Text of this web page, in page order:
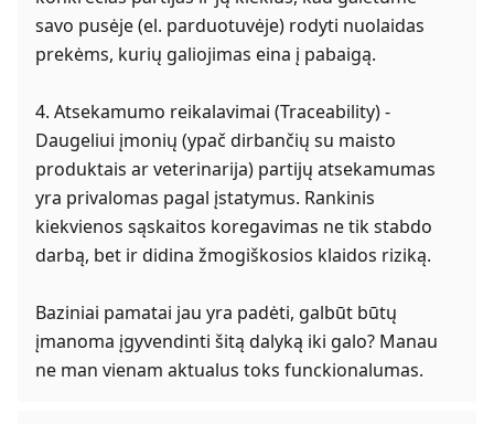
savo pusėje (el. parduotuvėje) rodyti nuolaidas
prekėms, kurių galiojimas eina į pabaigą.
4. Atsekamumo reikalavimai (Traceability) -
Daugeliui įmonių (ypač dirbančių su maisto
produktais ar veterinarija) partijų atsekamumas
yra privalomas pagal įstatymus. Rankinis
kiekvienos sąskaitos koregavimas ne tik stabdo
darbą, bet ir didina žmogiškosios klaidos riziką.
Baziniai pamatai jau yra padėti, galbūt būtų
įmanoma įgyvendinti šitą dalyką iki galo? Manau
ne man vienam aktualus toks funckionalumas.